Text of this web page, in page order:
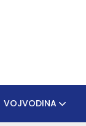
VOJVODINA